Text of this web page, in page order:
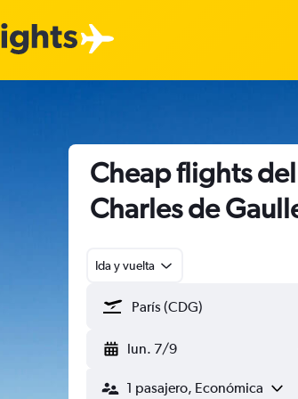
Cheap flights
Charles de
Ida y vuelta
lun. 7/9
1 pasajero, Económica